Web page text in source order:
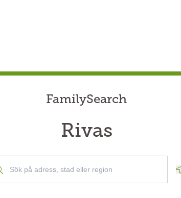
FamilySearch
Rivas